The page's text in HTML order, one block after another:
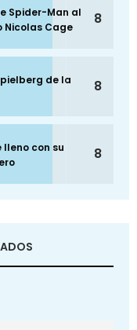
Spider-Man al
Nicolas Cage
8
de la
8
con su
8